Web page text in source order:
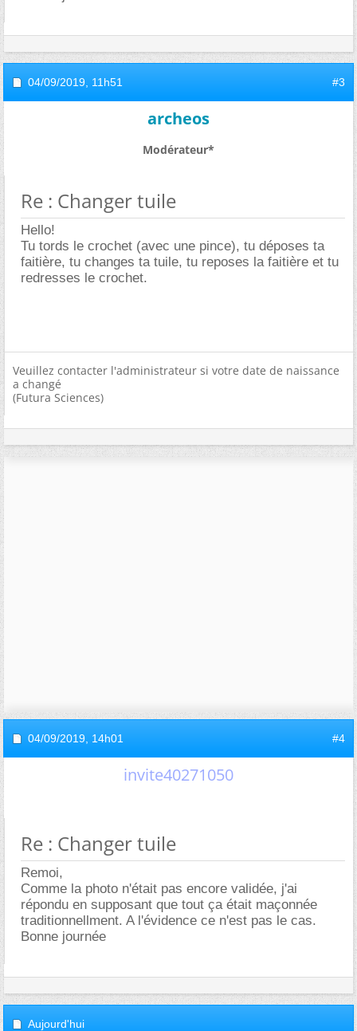
04/09/2019, 11h51 #3
archeos
Modérateur*
Re : Changer tuile
Hello!
Tu tords le crochet (avec une pince), tu déposes ta
faitière, tu changes ta tuile, tu reposes la faitière et tu
redresses le crochet.
Veuillez contacter l'administrateur si votre date de naissance
a changé
(Futura Sciences)
04/09/2019, 14h01 #4
invite40271050
Re : Changer tuile
Remoi,
Comme la photo n'était pas encore validée, j'ai
répondu en supposant que tout ça était maçonnée
traditionnellment. A l'évidence ce n'est pas le cas.
Bonne journée
Aujourd'hui